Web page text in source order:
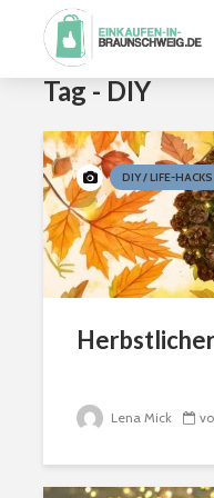
Tag - DIY
DIY / LIFE-HACKS
Lena Mick